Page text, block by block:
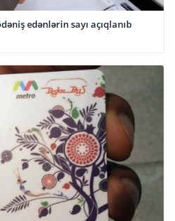
edənlərin sayı açıqlanıb